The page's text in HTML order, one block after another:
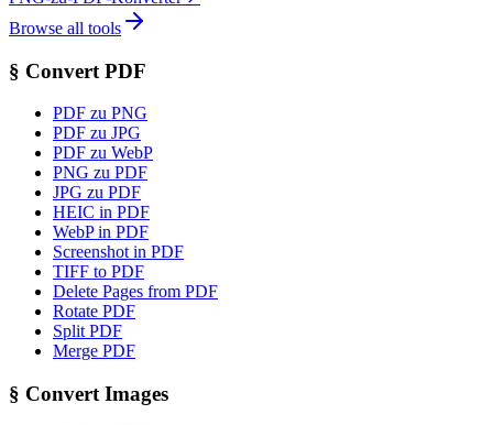
Browse all tools
§ Convert PDF
PDF zu PNG
PDF zu JPG
PDF zu WebP
PNG zu PDF
JPG zu PDF
HEIC in PDF
WebP in PDF
Screenshot in PDF
TIFF to PDF
Delete Pages from PDF
Rotate PDF
Split PDF
Merge PDF
§ Convert Images